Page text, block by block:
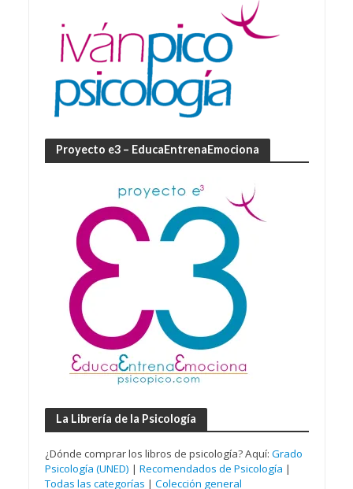
Proyecto e3 – EducaEntrenaEmociona
La Librería de la Psicología
¿Dónde comprar los libros de psicología? Aquí: Grado
Psicología (UNED) | Recomendados de Psicología |
Todas las categorías | Colección general